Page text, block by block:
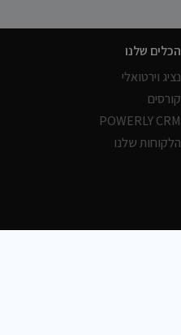
הכלים שלנו
נציג וירטואלי
קורסים
POWERLY CRM
הלקוחות שלנו